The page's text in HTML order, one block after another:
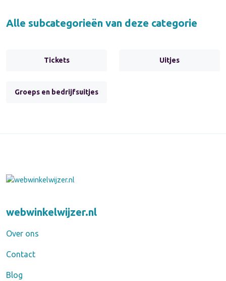
Alle subcategorieën van deze categorie
Tickets Uitjes
Groeps en bedrijfsuitjes
webwinkelwijzer.nl
Over ons
Contact
Blog